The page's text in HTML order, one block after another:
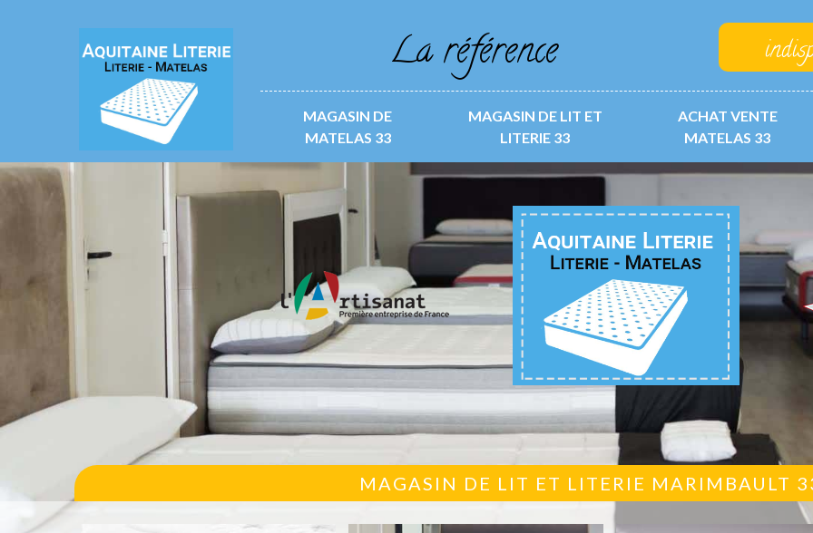
La référence
MAGASIN DE
MATELAS 33
MAGASIN DE LIT ET
LITERIE 33
ACHAT VENTE
MATELAS 33
MAGASIN DE LIT ET LITERIE MARIMBAULT